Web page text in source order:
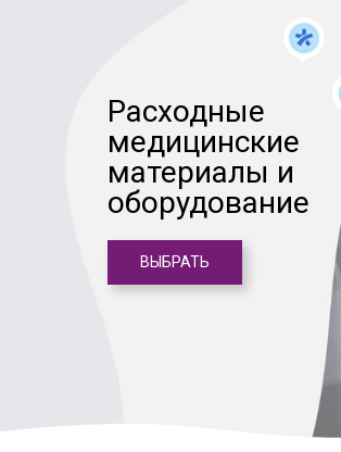
Расходные
медицинские
материалы и
оборудование
ВЫБРАТЬ